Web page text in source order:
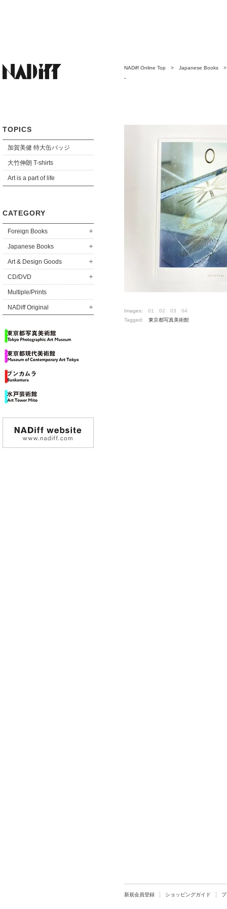
TOPICS
加賀美健 特大缶バッジ
大竹伸朗 T-shirts
Art is a part of life
CATEGORY
Foreign Books
Japanese Books
Art & Design Goods
CD/DVD
Multiple/Prints
NADiff Original
NADiff Online Top > Japanese Books
-
Images: 01 02 03
04
Tagged: 東京都写真美術館
新規会員登録 ショッピングガイド